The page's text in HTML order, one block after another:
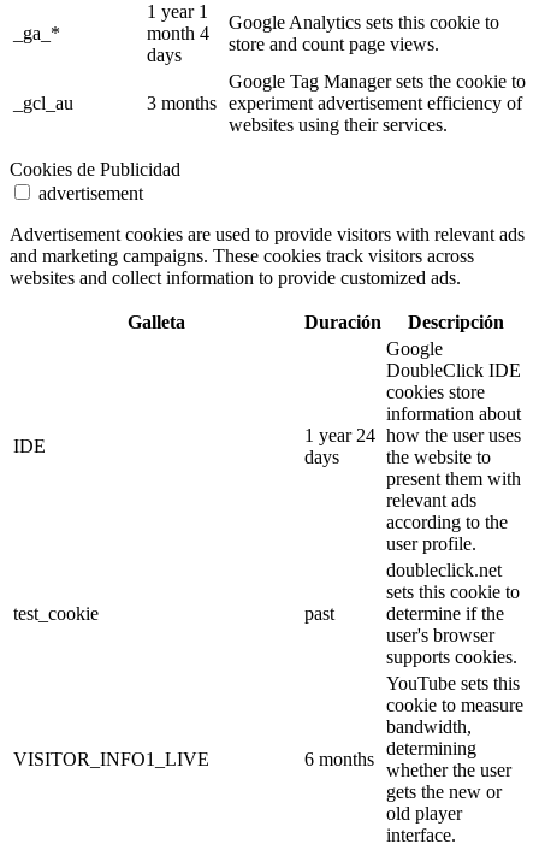
_ga_*
1 year 1
month 4
days
Google Analytics sets this cookie to
store and count page views.
_gcl_au 3 months
Google Tag Manager sets the cookie to
experiment advertisement efficiency of
websites using their services.
Cookies de Publicidad
advertisement
Advertisement cookies are used to provide visitors with relevant ads
and marketing campaigns. These cookies track visitors across
websites and collect information to provide customized ads.
Galleta Duración Descripción
IDE
1 year 24
days
Google
DoubleClick IDE
cookies store
information about
how the user uses
the website to
present them with
relevant ads
according to the
user profile.
test_cookie past
doubleclick.net
sets this cookie to
determine if the
user's browser
supports cookies.
VISITOR_INFO1_LIVE 6 months
YouTube sets this
cookie to measure
bandwidth,
determining
whether the user
gets the new or
old player
interface.